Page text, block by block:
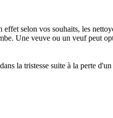
selon vos souhaits, les
Une veuve ou un veuf peut
la tristesse suite à la perte d'un